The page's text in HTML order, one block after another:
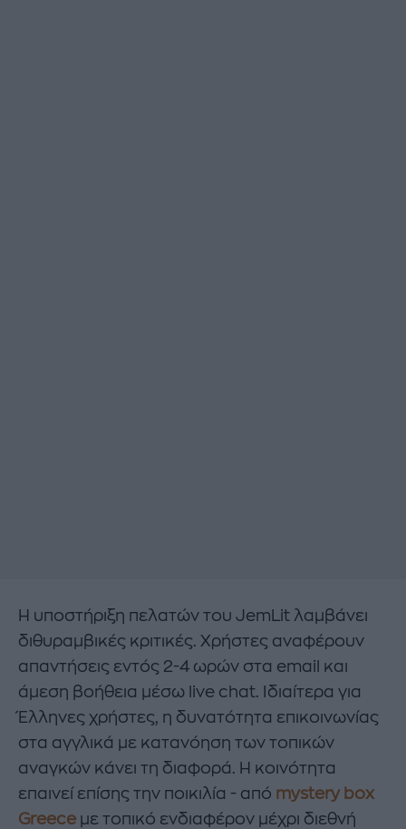
Η υποστήριξη πελατών του JemLit λαμβάνει
διθυραμβικές κριτικές. Χρήστες αναφέρουν
απαντήσεις εντός 2-4 ωρών στα email και
άμεση βοήθεια μέσω live chat. Ιδιαίτερα για
Έλληνες χρήστες, η δυνατότητα επικοινωνίας
στα αγγλικά με κατανόηση των τοπικών
αναγκών κάνει τη διαφορά. Η κοινότητα
επαινεί επίσης την ποικιλία - από mystery box
Greece με τοπικό ενδιαφέρον μέχρι διεθνή